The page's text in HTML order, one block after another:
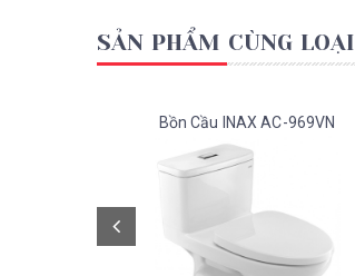
SẢN PHẨM CÙNG LOẠI
Bồn Cầu INAX AC-969VN